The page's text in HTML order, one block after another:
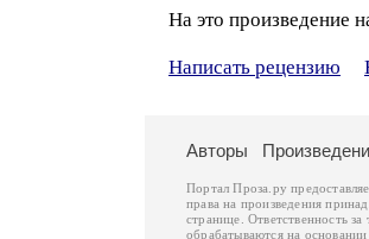
На это произведение
Написать рецензию
Авторы
Портал Проза.ру
права на произведения
странице. Ответственность
обрабатываются на основании